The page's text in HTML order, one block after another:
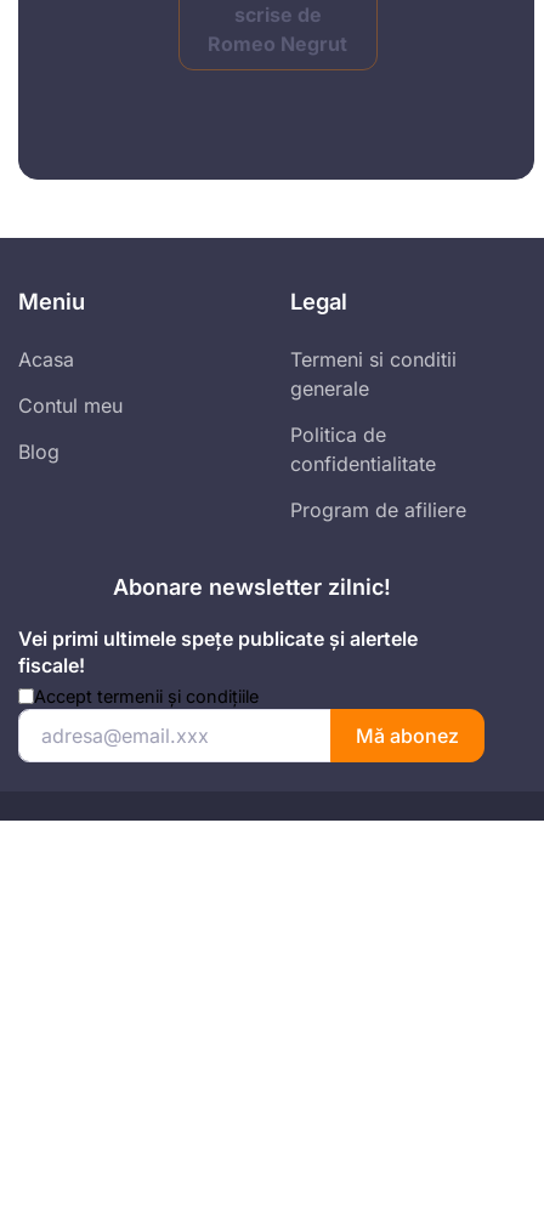
scrise de
Romeo Negrut
Meniu
Acasa
Contul meu
Blog
Legal
Termeni si conditii
generale
Politica de
confidentialitate
Program de afiliere
Abonare newsletter zilnic!
Vei primi ultimele spețe publicate și alertele
fiscale!
Accept termenii și condițiile
Mă abonez